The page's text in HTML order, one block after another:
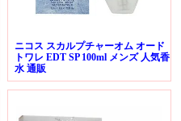
ニコス スカルプチャーオム オード
トワレ EDT SP 100ml メンズ 人気香
水 通販